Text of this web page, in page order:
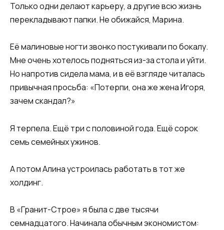
Только одни делают карьеру, а другие всю жизнь
перекладывают папки. Не обижайся, Марина.
Её малиновые ногти звонко постукивали по бокалу.
Мне очень хотелось подняться из-за стола и уйти.
Но напротив сидела мама, и в её взгляде читалась
привычная просьба: «Потерпи, она же жена Игоря,
зачем скандал?»
Я терпела. Ещё три с половиной года. Ещё сорок
семь семейных ужинов.
А потом Алина устроилась работать в тот же
холдинг.
В «Гранит-Строе» я была с две тысячи
семнадцатого. Начинала обычным экономистом: